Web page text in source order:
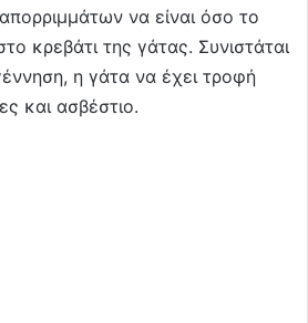
να είναι όσο το
κρεβάτι της γάτας. Συνιστάται
η γάτα να έχει τροφή
και ασβέστιο.